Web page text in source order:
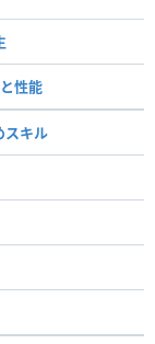
性能
スキル